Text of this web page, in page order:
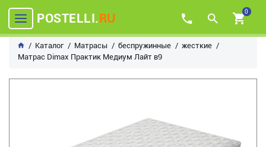
POSTELLI.RU 0
Каталог Матрасы беспружинные
жесткие
Матрас Dimax Практик Медиум Лайт в9